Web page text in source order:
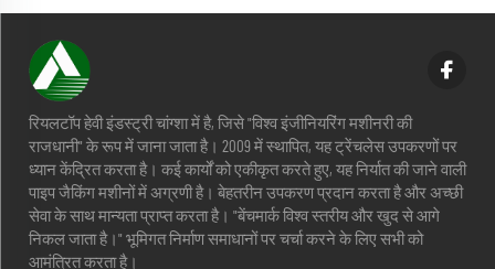
रियलटॉप हेवी इंडस्ट्री चांग्शा में है, जिसे "विश्व इंजीनियरिंग मशीनरी की
राजधानी" के रूप में जाना जाता है। 2009 में स्थापित, यह ट्रेंचलेस उपकरणों पर
ध्यान केंद्रित करता है। कई कार्यों को एकीकृत करते हुए, यह निर्यात की जाने वाली
पाइप जैकिंग मशीनों में अग्रणी है। बेहतरीन उपकरण प्रदान करता है और अच्छी
सेवा के साथ मान्यता प्राप्त करता है। "बेंचमार्क विश्व स्तरीय और खुद से आगे
निकल जाता है।" भूमिगत निर्माण समाधानों पर चर्चा करने के लिए सभी को
आमंत्रित करता है।